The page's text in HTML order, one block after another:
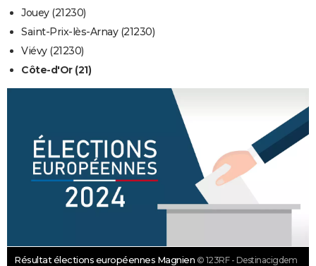
Jouey (21230)
Saint-Prix-lès-Arnay (21230)
Viévy (21230)
Côte-d'Or (21)
Résultat élections européennes Magnien © 123RF - Destinacigdem